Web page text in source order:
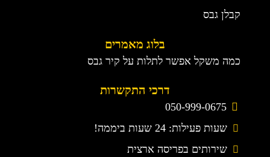
קבלן גבס
בלוג מאמרים
כמה משקל אפשר לתלות על קיר גבס
דרכי התקשרות
050-999-0675
שעות פעילות: 24 שעות ביממה!
שירותים בפריסה ארצית